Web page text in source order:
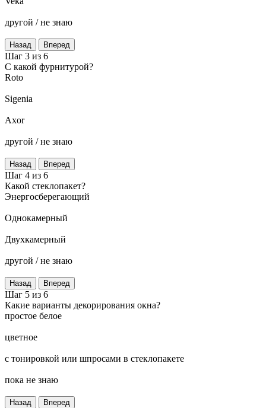
другой / не знаю
Назад Вперед
Шаг 3 из 6
C какой фурнитурой?
Roto
Sigenia
Axor
другой / не знаю
Назад Вперед
Шаг 4 из 6
Какой стеклопакет?
Энергосберегающий
Однокамерный
Двухкамерный
другой / не знаю
Назад Вперед
Шаг 5 из 6
Какие варианты декорирования окна?
простое белое
цветное
с тонировкой или шпросами в стеклопакете
пока не знаю
Назад Вперед